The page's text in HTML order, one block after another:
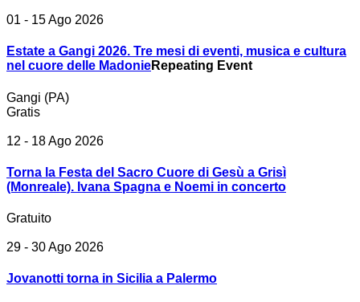
01 - 15 Ago 2026
Estate a Gangi 2026. Tre mesi di eventi, musica e cultura
nel cuore delle MadonieRepeating Event
Gangi (PA)
Gratis
12 - 18 Ago 2026
Torna la Festa del Sacro Cuore di Gesù a Grisì
(Monreale). Ivana Spagna e Noemi in concerto
Gratuito
29 - 30 Ago 2026
Jovanotti torna in Sicilia a Palermo